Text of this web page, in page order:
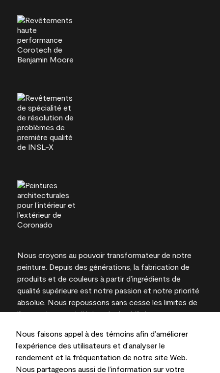
Nous faisons appel à des témoins afin d’améliorer
l’expérience des utilisateurs et d’analyser le
rendement et la fréquentation de notre site Web.
Nous partageons aussi de l’information sur votre
Nous croyons au pouvoir transformateur de notre
peinture. Depuis des générations, la fabrication de
produits et de couleurs à partir d’ingrédients de
qualité supérieure est notre passion et notre priorité
absolue. Nous repoussons sans cesse les limites de
l’innovation et privilégions la durabilité pour
l’expertise locale.